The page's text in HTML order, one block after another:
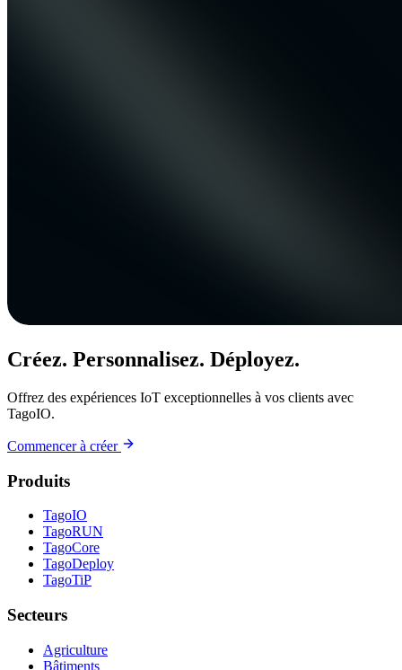
Créez. Personnalisez. Déployez.
Offrez des expériences IoT exceptionnelles à vos clients avec
TagoIO.
Commencer à créer
Produits
TagoIO
TagoRUN
TagoCore
TagoDeploy
TagoTiP
Secteurs
Agriculture
Bâtiments